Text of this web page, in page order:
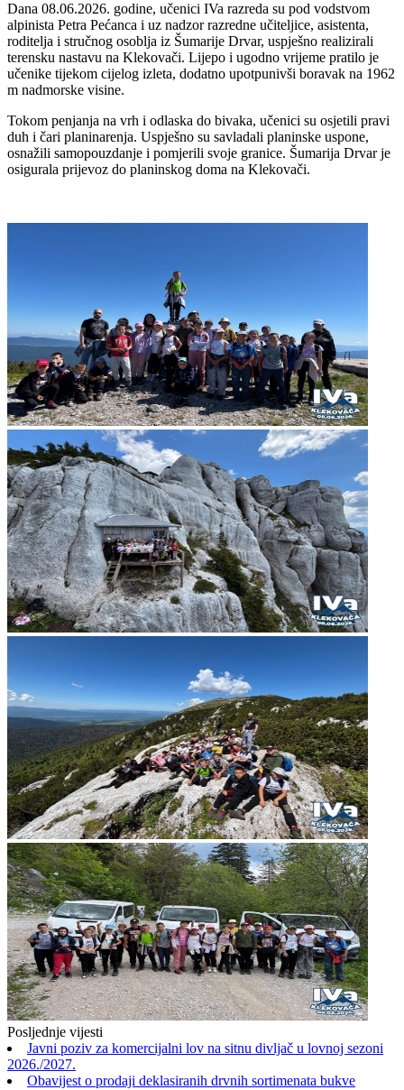
Dana 08.06.2026. godine, učenici IVa razreda su pod vodstvom
alpinista Petra Pećanca i uz nadzor razredne učiteljice, asistenta,
roditelja i stručnog osoblja iz Šumarije Drvar, uspješno realizirali
terensku nastavu na Klekovači. Lijepo i ugodno vrijeme pratilo je
učenike tijekom cijelog izleta, dodatno upotpunivši boravak na 1962
m nadmorske visine.
Tokom penjanja na vrh i odlaska do bivaka, učenici su osjetili pravi
duh i čari planinarenja. Uspješno su savladali planinske uspone,
osnažili samopouzdanje i pomjerili svoje granice. Šumarija Drvar je
osigurala prijevoz do planinskog doma na Klekovači.
Posljednje vijesti
Javni poziv za komercijalni lov na sitnu divljač u lovnoj sezoni
2026./2027.
Obavijest o prodaji deklasiranih drvnih sortimenata bukve